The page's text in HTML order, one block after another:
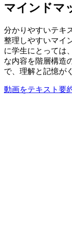
マインドマ
分かりやすいテキ
整理しやすいマイ
に学生にとっては
な内容を階層構造
で、理解と記憶が
動画をテキスト要